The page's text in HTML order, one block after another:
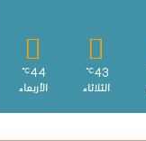
43
℃
الثلاثاء
44
℃
الأربعاء